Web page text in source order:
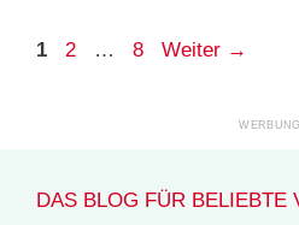
Seite
1 Seite
2 … Seite
8 Weiter →
DAS BLOG FÜR BELIEBTE